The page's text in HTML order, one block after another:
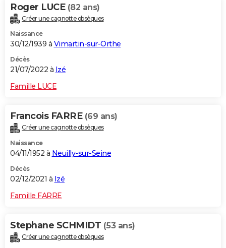
Roger LUCE (82 ans)
Créer une cagnotte obsèques
Naissance
30/12/1939 à Vimartin-sur-Orthe
Décès
21/07/2022 à Izé
Famille LUCE
Francois FARRE (69 ans)
Créer une cagnotte obsèques
Naissance
04/11/1952 à Neuilly-sur-Seine
Décès
02/12/2021 à Izé
Famille FARRE
Stephane SCHMIDT (53 ans)
Créer une cagnotte obsèques